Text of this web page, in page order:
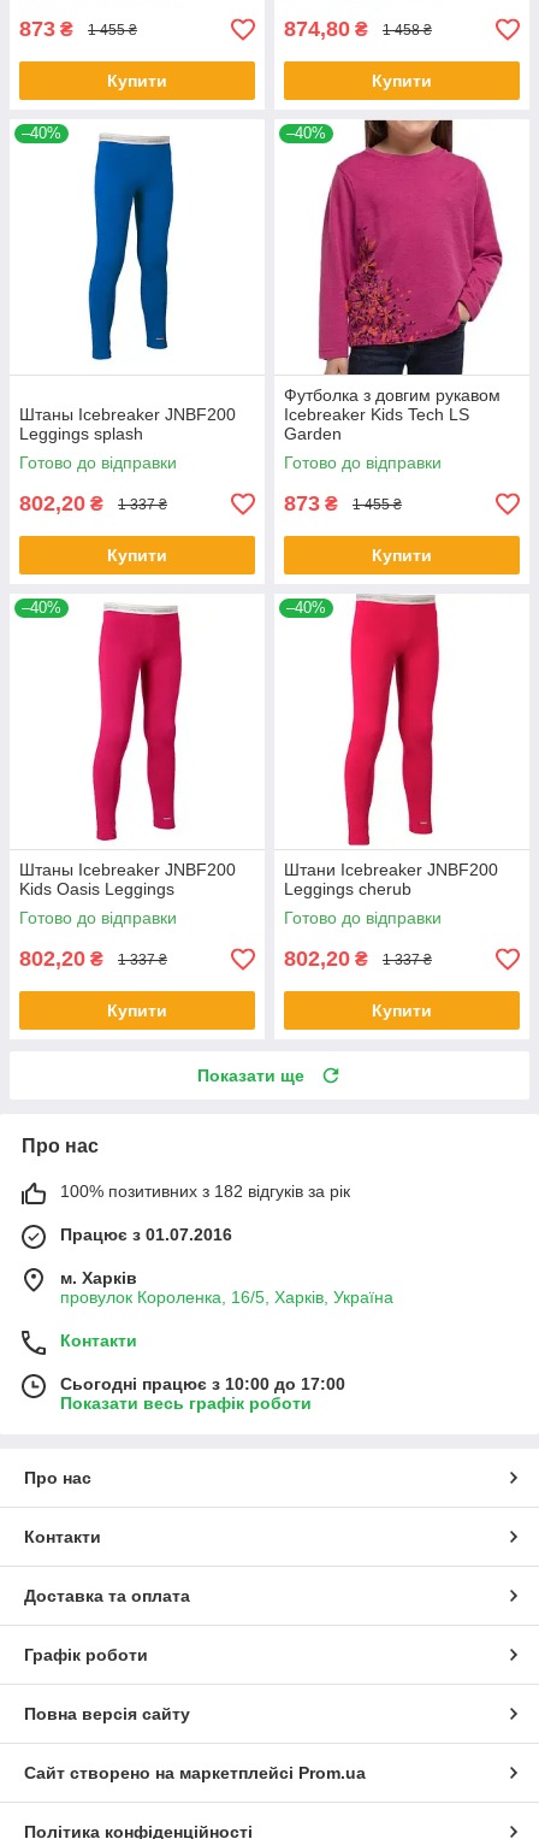
873 ₴ 1 455 ₴
Купити
874,80 ₴ 1 458 ₴
Купити
–40%
Штаны Icebreaker JNBF200
Leggings splash
Готово до відправки
802,20 ₴ 1 337 ₴
Купити
–40%
Футболка з довгим рукавом
Icebreaker Kids Tech LS
Garden
Готово до відправки
873 ₴ 1 455 ₴
Купити
–40%
Штаны Icebreaker JNBF200
Kids Oasis Leggings
Готово до відправки
802,20 ₴ 1 337 ₴
Купити
–40%
Штани Icebreaker JNBF200
Leggings cherub
Готово до відправки
802,20 ₴ 1 337 ₴
Купити
Показати ще
Про нас
100% позитивних з 182 відгуків за рік
Працює з 01.07.2016
м. Харків
провулок Короленка, 16/5, Харків, Україна
Контакти
Сьогодні працює з 10:00 до 17:00
Показати весь графік роботи
Про нас
Контакти
Доставка та оплата
Графік роботи
Повна версія сайту
Сайт створено на маркетплейсі Prom.ua
Політика конфіденційності